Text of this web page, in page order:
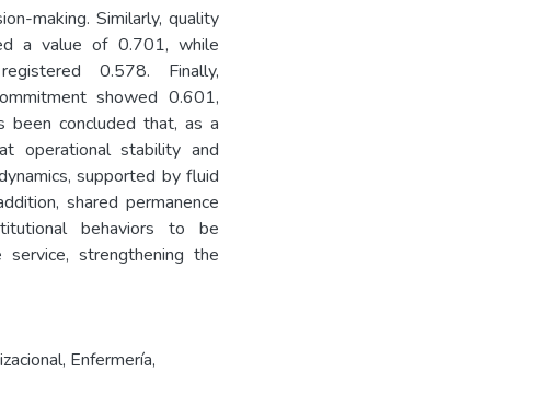
making. Similarly, quality
a value of 0.701, while
0.578. Finally,
showed 0.601,
been concluded that, as a
operational stability and
supported by fluid
shared permanence
behaviors to be
strengthening the
, Enfermería,